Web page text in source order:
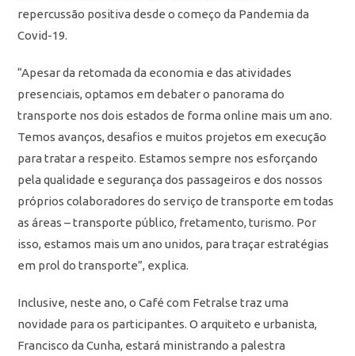
repercussão positiva desde o começo da Pandemia da
Covid-19.
“Apesar da retomada da economia e das atividades
presenciais, optamos em debater o panorama do
transporte nos dois estados de forma online mais um ano.
Temos avanços, desafios e muitos projetos em execução
para tratar a respeito. Estamos sempre nos esforçando
pela qualidade e segurança dos passageiros e dos nossos
próprios colaboradores do serviço de transporte em todas
as áreas – transporte público, fretamento, turismo. Por
isso, estamos mais um ano unidos, para traçar estratégias
em prol do transporte”, explica.
Inclusive, neste ano, o Café com Fetralse traz uma
novidade para os participantes. O arquiteto e urbanista,
Francisco da Cunha, estará ministrando a palestra